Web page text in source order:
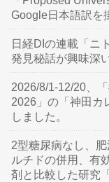
Google日本語訳を
日経DIの連載「ニ
発見秘話が興味深
2026/8/1-12/20、
2026」の「神田カ
しました。
2型糖尿病なし、
ルチドの併用、有
剤と比較した研究